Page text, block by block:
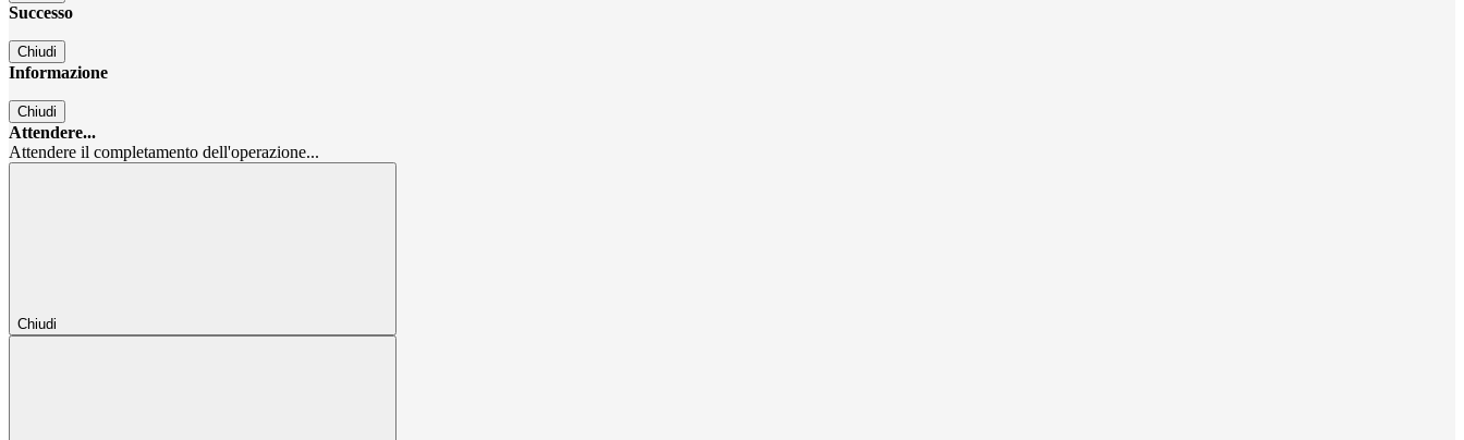
Successo
Chiudi
Informazione
Chiudi
Attendere...
Attendere il completamento dell'operazione...
Chiudi